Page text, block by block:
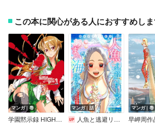
この本に関心がある人におすすめし
マンガ｜巻
学園黙示録 HIGHSCHOOL OF THE DEAD FULL COLOR EDITION
マンガ｜話
人魚と逃避リーマンのあまい海暮らし ―瀬戸内あやかし廃校カフェ―［1話売り］
マンガ｜巻